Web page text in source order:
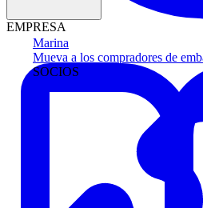
Marina
Mueva a los compradores de
SOCIOS
EMPRESA